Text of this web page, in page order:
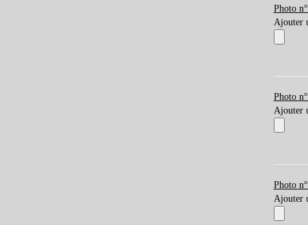
Photo
Ajouter
Photo
Ajouter
Photo
Ajouter